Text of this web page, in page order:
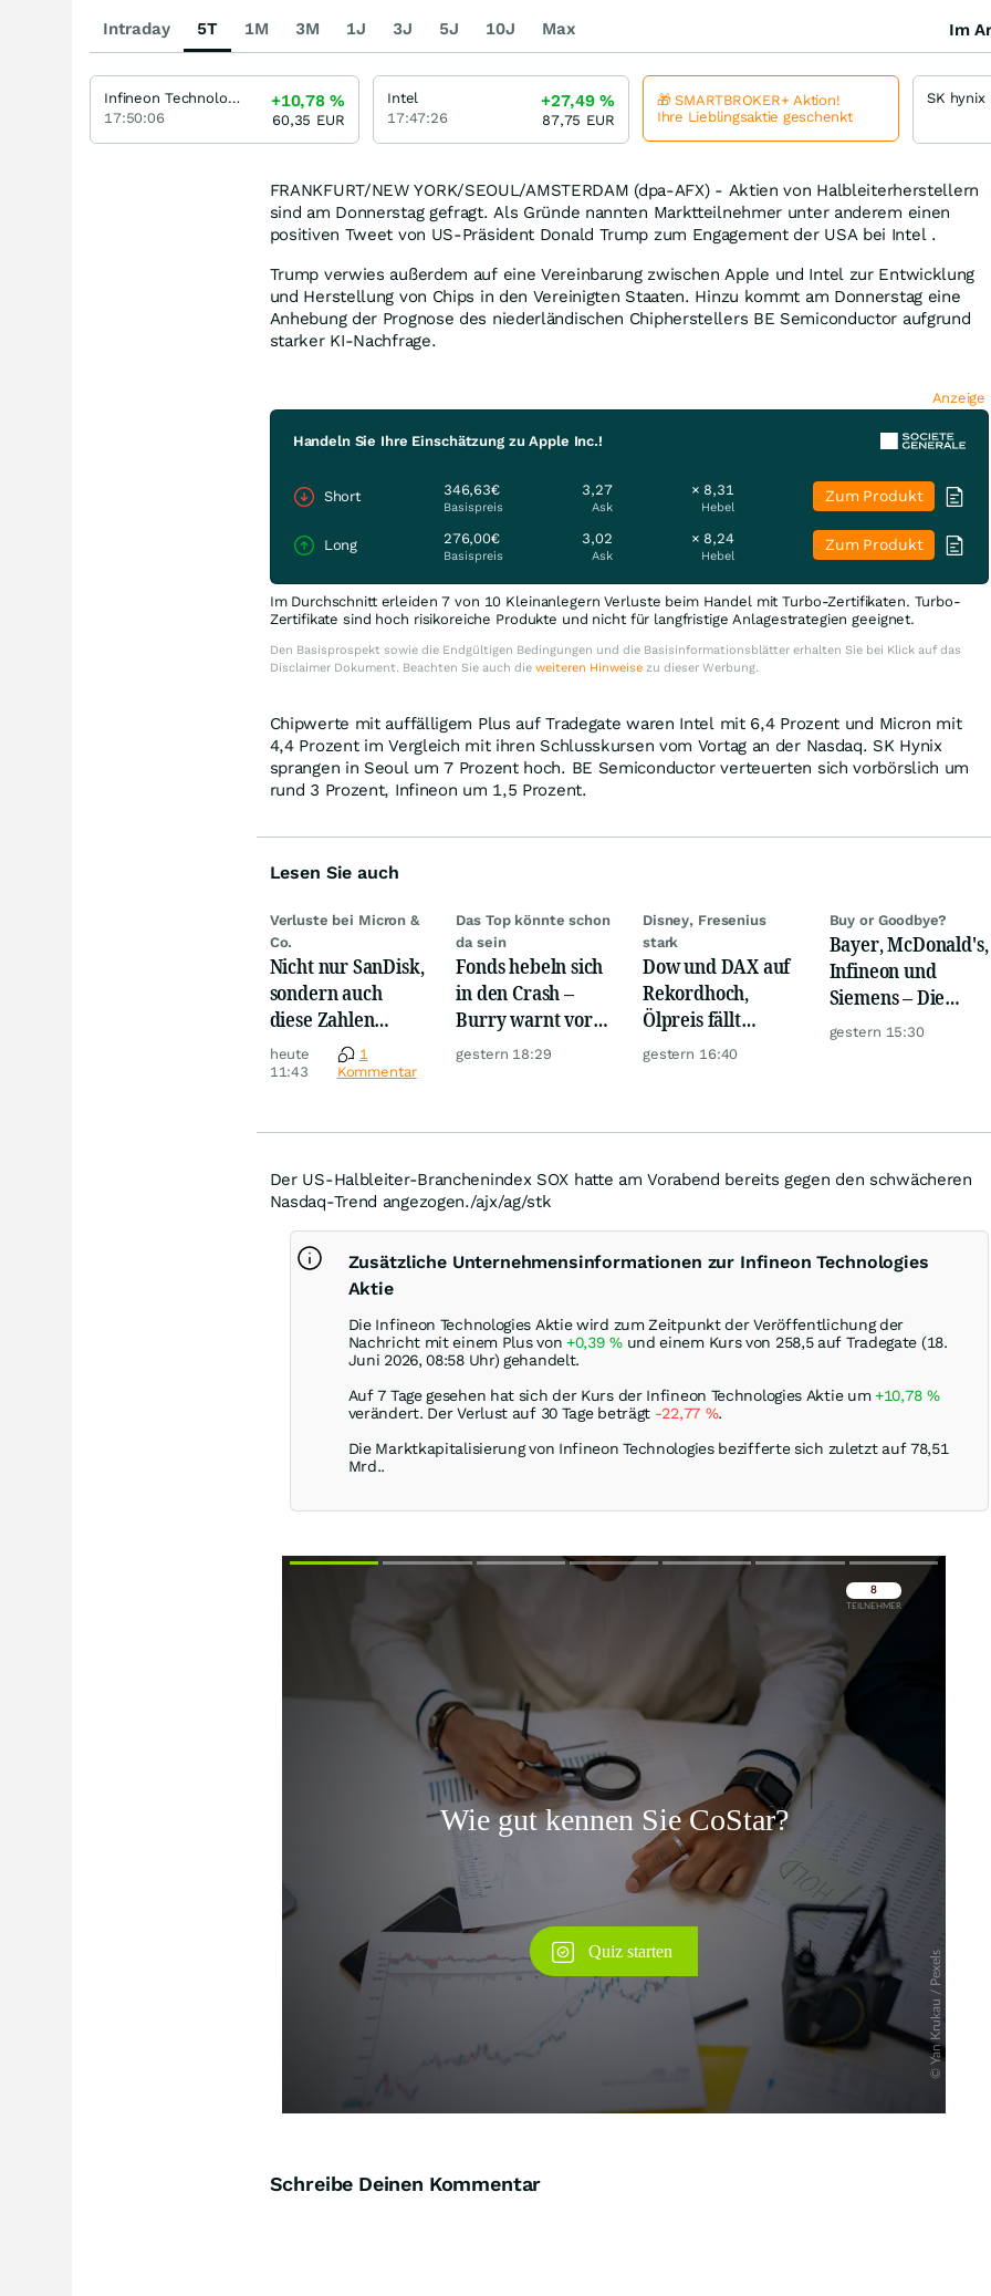
FRANKFURT/NEW YORK/SEOUL/AMSTERDAM (dpa-AFX) - Aktien von Halbleiterherstellern
sind am Donnerstag gefragt. Als Gründe nannten Marktteilnehmer unter anderem einen
positiven Tweet von US-Präsident Donald Trump zum Engagement der USA bei Intel .
Trump verwies außerdem auf eine Vereinbarung zwischen Apple und Intel zur Entwicklung
und Herstellung von Chips in den Vereinigten Staaten. Hinzu kommt am Donnerstag eine
Anhebung der Prognose des niederländischen Chipherstellers BE Semiconductor aufgrund
starker KI-Nachfrage.
Anzeige
Handeln Sie Ihre Einschätzung zu Apple Inc.!
Short 346,63€
Basispreis
3,27
Ask
× 8,31
Hebel
Zum Produkt
Long 276,00€
Basispreis
3,02
Ask
× 8,24
Hebel
Zum Produkt
Im Durchschnitt erleiden 7 von 10 Kleinanlegern Verluste beim Handel mit Turbo-Zertifikaten. Turbo-
Zertifikate sind hoch risikoreiche Produkte und nicht für langfristige Anlagestrategien geeignet.
Den Basisprospekt sowie die Endgültigen Bedingungen und die Basisinformationsblätter erhalten Sie bei Klick auf das
Disclaimer Dokument. Beachten Sie auch die weiteren Hinweisezu dieser Werbung.
Chipwerte mit auffälligem Plus auf Tradegate waren Intel mit 6,4 Prozent und Micron mit
4,4 Prozent im Vergleich mit ihren Schlusskursen vom Vortag an der Nasdaq. SK Hynix
sprangen in Seoul um 7 Prozent hoch. BE Semiconductor verteuerten sich vorbörslich um
rund 3 Prozent, Infineon um 1,5 Prozent.
Lesen Sie auch
Verluste bei Micron &
Co.
Nicht nur SanDisk,
sondern auch
diese Zahlen
sorgen jetzt für
Ärger!
heute
11:43
1
Kommentar
Das Top könnte schon
da sein
Fonds hebeln sich
in den Crash –
Burry warnt vor
einem Absturz wie
gestern 18:29
Disney, Fresenius
stark
Dow und DAX auf
Rekordhoch,
Ölpreis fällt
weiter, Gold legt
gestern 16:40
Buy or Goodbye?
Bayer, McDonald's,
Infineon und
Siemens – Die
Analystenstimmen
gestern 15:30
Der US-Halbleiter-Branchenindex SOX hatte am Vorabend bereits gegen den schwächeren
Nasdaq-Trend angezogen./ajx/ag/stk
Zusätzliche Unternehmensinformationen zur Infineon Technologies
Aktie
Die Infineon Technologies Aktie wird zum Zeitpunkt der Veröffentlichung der
Nachricht mit einem Plus von +0,39%und einem Kurs von 258,5 auf Tradegate (18.
Juni 2026, 08:58 Uhr) gehandelt.
Auf 7 Tage gesehen hat sich der Kurs der Infineon Technologies Aktie um+10,78 %
verändert. Der Verlust auf 30 Tage beträgt -22,77 %.
Die Marktkapitalisierung von Infineon Technologies bezifferte sich zuletzt auf 78,51
Mrd..
Überspringen
Überspringen
Schreibe Deinen Kommentar
Intraday 5T 1M 3M 1J 3J 5J 10J Max Im
Infineon Technologies
17:50:06
+10,78%
60,35 EUR
Intel
17:47:26
+27,49%
87,75 EUR
🎁 SMARTBROKER+ Aktion!
Ihre Lieblingsaktie geschenkt
SK hynix